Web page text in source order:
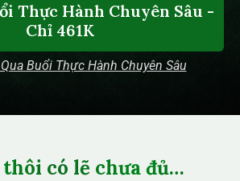
Thực Hành Chuyên Sâu -
Chỉ 461K
Buổi Thực Hành Chuyên Sâu
thôi có lẽ chưa đủ…